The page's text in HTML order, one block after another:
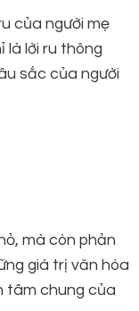
của người mẹ
là lời ru thông
sắc của người
mà còn phản
giá trị văn hóa
tâm chung của